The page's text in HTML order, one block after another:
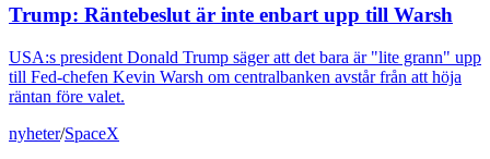
Trump: Räntebeslut är inte enbart upp till Warsh
USA:s president Donald Trump säger att det bara är "lite grann" upp
till Fed-chefen Kevin Warsh om centralbanken avstår från att höja
räntan före valet.
nyheter/SpaceX